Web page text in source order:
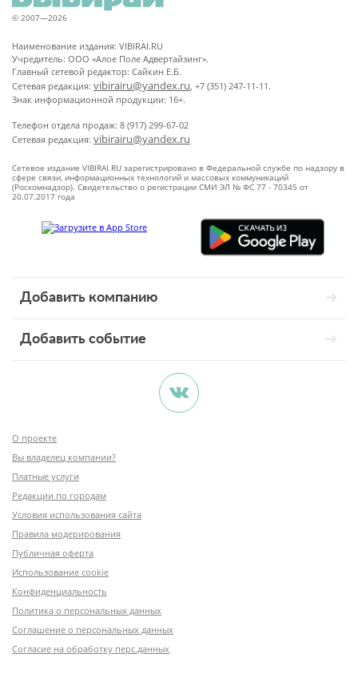
© 2007—2026
Наименование издания: VIBIRAI.RU
Учредитель: ООО «Алое Поле Адвертайзинг».
Главный сетевой редактор: Сайкин Е.Б.
Сетевая редакция: vibirairu@yandex.ru, +7 (351) 247-11-11.
Знак информационной продукции: 16+.
Телефон отдела продаж: 8 (917) 299-67-02
Сетевая редакция: vibirairu@yandex.ru
Сетевое издание VIBIRAI.RU зарегистрировано в Федеральной службе по надзору в
сфере связи, информационных технологий и массовых коммуникаций
(Роскомнадзор). Свидетельство о регистрации СМИ ЭЛ № ФС 77 - 70345 от
20.07.2017 года
Добавить компанию
Добавить событие
О проекте
Вы владелец компании?
Платные услуги
Редакции по городам
Условия использования сайта
Правила модерирования
Публичная оферта
Использование cookie
Конфиденциальность
Политика о персональных данных
Соглашение о персональных данных
Согласие на обработку перс.данных